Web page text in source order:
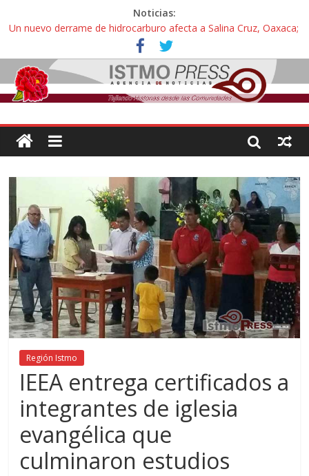
Noticias:
Un nuevo derrame de hidrocarburo afecta a Salina Cruz, Oaxaca;
ahora pescadores de Salinas del Marqués denuncian daños de
Pemex
Ángel, el joven autista expulsado por la Universidad Bienestar de
Ixtepec, Oaxaca vuelve a las aulas tras amparo
Familiares de periodista Alejandro Leyva se reúnen con titular de
intelectuales de su asesinato
Alertan pescadores de Juchitán, Oaxaca de nuevo despojo de su
Pescadores y comuneros ikoots detienen la extracción ilegal de
material pétreo de gravera Oyamel
Región Istmo
IEEA entrega certificados a
integrantes de iglesia
evangélica que
culminaron estudios